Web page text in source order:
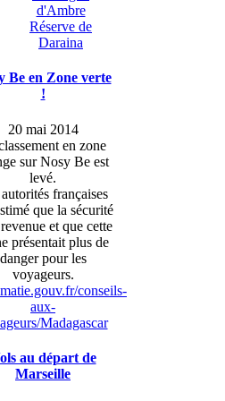
d'Ambre
Réserve de
Daraina
Be en Zone verte
!
20 mai 2014
en zone
sur Nosy Be est
levé.
françaises
que la sécurité
et que cette
présentait plus de
danger pour les
voyageurs.
conseils-
aux-
Madagascar
au départ de
Marseille